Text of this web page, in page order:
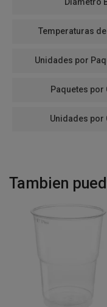
Temperaturas
Unidades por
Paquetes por
Unidades por
Tambien